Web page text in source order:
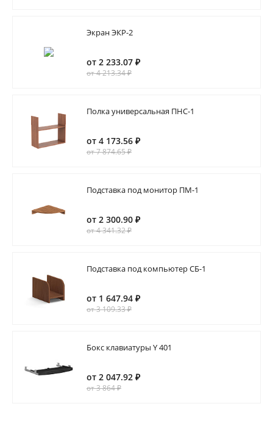
Экран ЭКР-2
от 2 233.07 ₽
от 4 213.34 ₽
Полка универсальная ПНС-1
от 4 173.56 ₽
от 7 874.65 ₽
Подставка под монитор ПМ-1
от 2 300.90 ₽
от 4 341.32 ₽
Подставка под компьютер СБ-1
от 1 647.94 ₽
от 3 109.33 ₽
Бокс клавиатуры Y 401
от 2 047.92 ₽
от 3 864 ₽